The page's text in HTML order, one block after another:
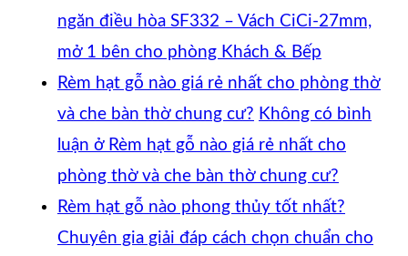
ngăn điều hòa SF332 – Vách CiCi-27mm,
mở 1 bên cho phòng Khách & Bếp
Rèm hạt gỗ nào giá rẻ nhất cho phòng thờ
và che bàn thờ chung cư? Không có bình
luận ở Rèm hạt gỗ nào giá rẻ nhất cho
phòng thờ và che bàn thờ chung cư?
Rèm hạt gỗ nào phong thủy tốt nhất?
Chuyên gia giải đáp cách chọn chuẩn cho